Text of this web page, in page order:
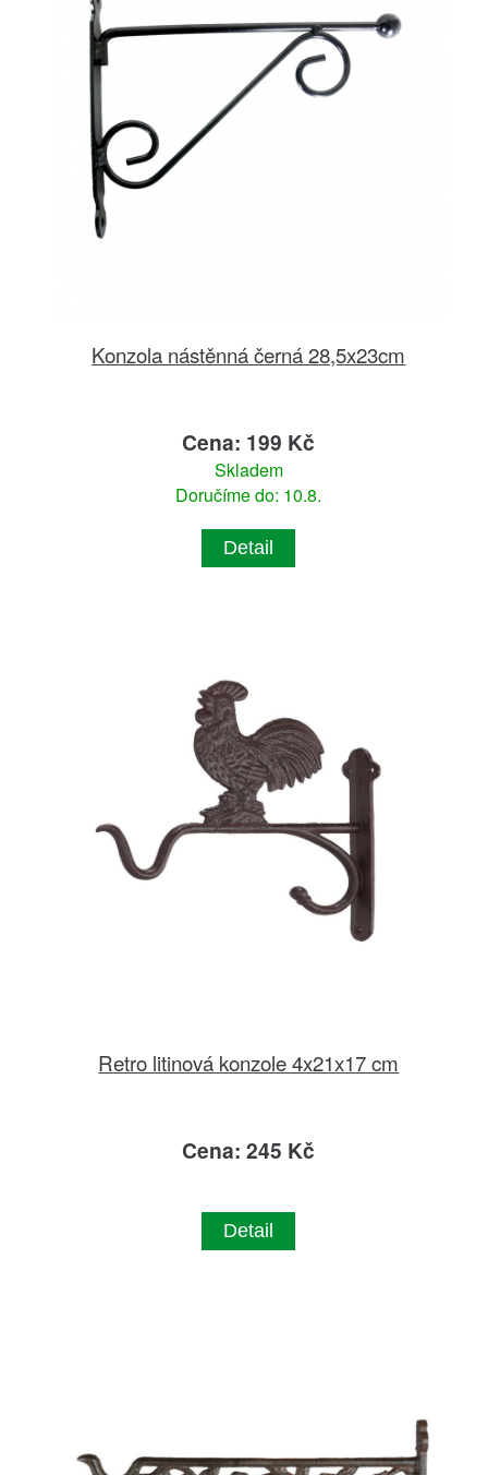
Konzola nástěnná černá 28,5x23cm
Cena: 199 Kč
Skladem
Doručíme do: 10.8.
Detail
Retro litinová konzole 4x21x17 cm
Cena: 245 Kč
Detail